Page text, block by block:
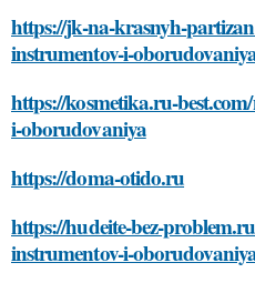
https://jk-na-krasnyh-
instrumentov-i-
https://kosmetika.ru-
i-oborudovaniya
https://doma-otido.ru
https://hudeite-bez-
instrumentov-i-